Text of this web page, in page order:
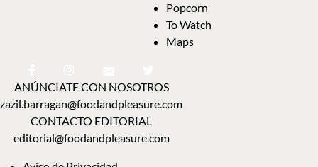
Popcorn
To Watch
Maps
ANÚNCIATE CON NOSOTROS
zazil.barragan@foodandpleasure.com
CONTACTO EDITORIAL
editorial@foodandpleasure.com